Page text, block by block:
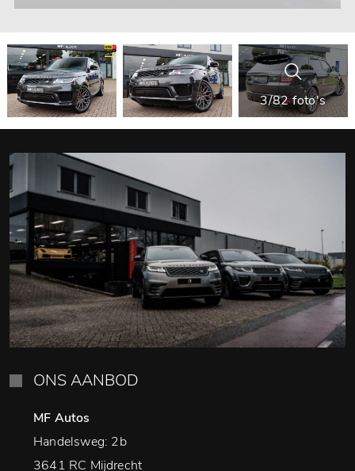
3/82 foto's
ONS AANBOD
MF Autos
Handelsweg: 2b
3641 RC Mijdrecht